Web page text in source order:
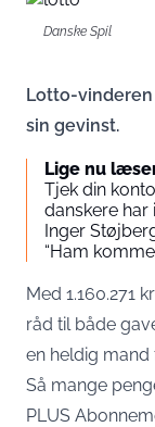
Danske Spil
Lotto-
sin gevinst.
Lige nu
Tjek din
danskere har
Inger
“Ham
Med 1.160.271
råd til både
en heldig mand
Så mange
PLUS